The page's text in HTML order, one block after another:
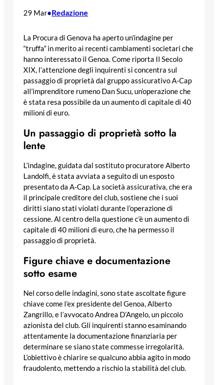
29 Mar•Redazione
La Procura di Genova ha aperto un’indagine per
“truffa” in merito ai recenti cambiamenti societari che
hanno interessato il Genoa. Come riporta Il Secolo
XIX, l’attenzione degli inquirenti si concentra sul
passaggio di proprietà dal gruppo assicurativo A-Cap
all’imprenditore rumeno Dan Sucu, un’operazione che
è stata resa possibile da un aumento di capitale di 40
milioni di euro.
Un passaggio di proprietà sotto la
lente
L’indagine, guidata dal sostituto procuratore Alberto
Landolfi, è stata avviata a seguito di un esposto
presentato da A-Cap. La società assicurativa, che era
il principale creditore del club, sostiene che i suoi
diritti siano stati violati durante l’operazione di
cessione. Al centro della questione c’è un aumento di
capitale di 40 milioni di euro, che ha permesso il
passaggio di proprietà.
Figure chiave e documentazione
sotto esame
Nel corso delle indagini, sono state ascoltate figure
chiave come l’ex presidente del Genoa, Alberto
Zangrillo, e l’avvocato Andrea D’Angelo, un piccolo
azionista del club. Gli inquirenti stanno esaminando
attentamente la documentazione finanziaria per
determinare se siano state commesse irregolarità.
L’obiettivo è chiarire se qualcuno abbia agito in modo
fraudolento, mettendo a rischio la stabilità del club.